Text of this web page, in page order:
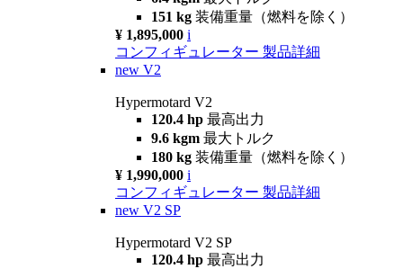
151 kg 装備重量（燃料を除く）
¥ 1,895,000 i
コンフィギュレーター 製品詳細
new V2
Hypermotard V2
120.4 hp 最高出力
9.6 kgm 最大トルク
180 kg 装備重量（燃料を除く）
¥ 1,990,000 i
コンフィギュレーター 製品詳細
new V2 SP
Hypermotard V2 SP
120.4 hp 最高出力